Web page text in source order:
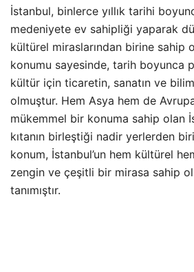
İstanbul, binlerce yıllık tarihi
medeniyete ev sahipliği yaparak
kültürel miraslarından birine sahip
konumu sayesinde, tarih boyunca
kültür için ticaretin, sanatın ve
olmuştur. Hem Asya hem de Avrupa
mükemmel bir konuma sahip olan
kıtanın birleştiği nadir yerlerden
konum, İstanbul’un hem kültürel
zengin ve çeşitli bir mirasa sahip
tanımıştır.